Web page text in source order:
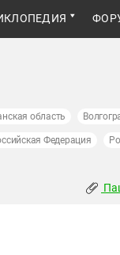
область
Федерация